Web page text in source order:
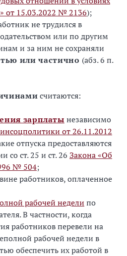
от 15.03.2022 № 2136);
не трудился в
или по другим
и за ним не сохраняли
или частично (абз. 6 п.
считаются:
зарплаты независимо
от 26.11.2012
отпуска предоставляются
со ст. 25 и ст. 26 Закона «Об
№ 504;
работников, оплаченное
рабочей недели по
В частности, когда
работников перевели на
рабочей недели в
обеспечить их работой в